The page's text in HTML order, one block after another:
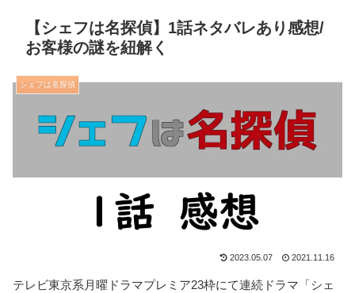
【シェフは名探偵】1話ネタバレあり感想/
お客様の謎を紐解く
シェフは名探偵
2023.05.07 2021.11.16
テレビ東京系月曜ドラマプレミア23枠にて連続ドラマ「シェ